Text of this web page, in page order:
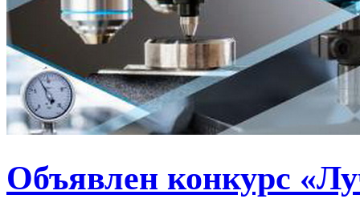
Объявлен конкурс